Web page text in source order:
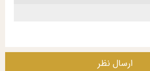
ارسال نظر